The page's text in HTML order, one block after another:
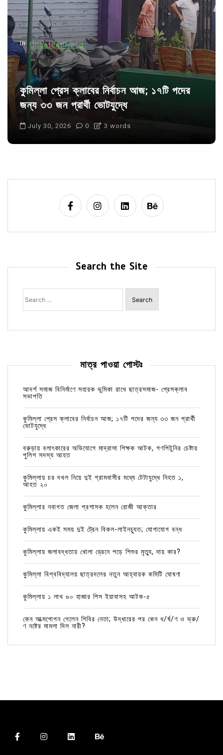
i
o
n
In Uncategorized
কুমিল্লা প্রেস ক্লাবের নির্বাচন আজ; ১৭টি পদের
জন্য ৩৩ জন প্রার্থী ভোটযুদ্ধে
July 30, 2026 0 3 words
Search the Site
Search
for:
মাত্র পাওয়া পোস্টঃ
আদর্শ সমাজ বিনির্মাণে সহায়ক ভুমিকা রাখে ছাত্রসমাজ- প্রেসক্লাব
সভাপতি
কুমিল্লা প্রেস ক্লাবের নির্বাচন আজ; ১৭টি পদের জন্য ৩৩ জন প্রার্থী
ভোটযুদ্ধে
বরুড়ায় বলাৎকারের অভিযোগে মাদ্রাসা শিক্ষক আটক, গণপিটুনির চেষ্টায়
পুলিশ সদস্য আহত
কুমিল্লায় চর দখল নিয়ে দুই গ্রামবাসীর মধ্যে টেটাযুদ্ধে নিহত ১,
আহত ২০
কুমিল্লার নবাগত জেলা প্রশাসক হলেন রোজী আক্তার
কুমিল্লায় একই সময় দুই ট্রেন বিকল-লাইনচ্যুত; যোগাযোগ বন্ধ
কুমিল্লায় জলাবদ্ধতায় খোলা ড্রেনে পড়ে শিশুর মৃত্যু, দায় কার?
কুমিল্লা বিশ্ববিদ্যালয় ছাত্রদলের নতুন আহ্বায়ক কমিটি ঘোষণা
কুমিল্লায় ১ লাখ ৬০ হাজার পিস ইয়াবাসহ আটক-৫
কেন আত্মগোপন গেলেন শিবির নেতা; উদ্ধারের পর কেন ধ/র্ষ/ণ ও ভ্রু/
ণ নষ্টের মামলা দিল নারী?